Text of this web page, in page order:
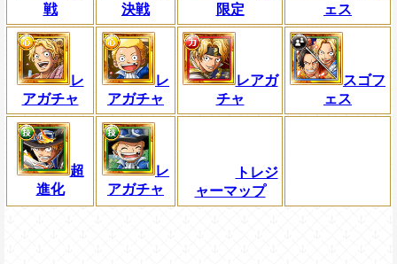
戦
決戦
限定
ェス
レ
アガチャ
レ
アガチャ
レアガ
チャ
スゴフ
ェス
超
進化
レ
アガチャ
トレジ
ャーマップ